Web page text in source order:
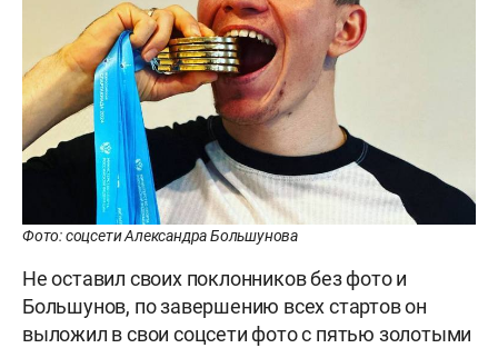
Фото: соцсети Александра Большунова
Не оставил своих поклонников без фото и
Большунов, по завершению всех стартов он
выложил в свои соцсети фото с пятью золотыми